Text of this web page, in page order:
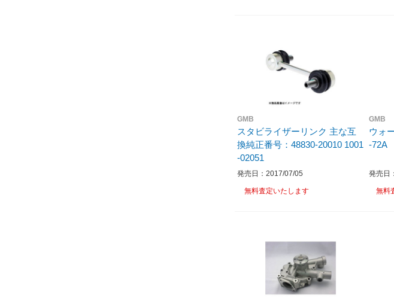
GMB
スタビライザーリンク 主な互
換純正番号：48830-20010 1001
-02051
発売日：2017/07/05
無料査定いたします
GMB
ウォ
-72A
発売日
無料